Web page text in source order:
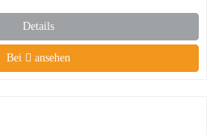
Details
Bei ansehen